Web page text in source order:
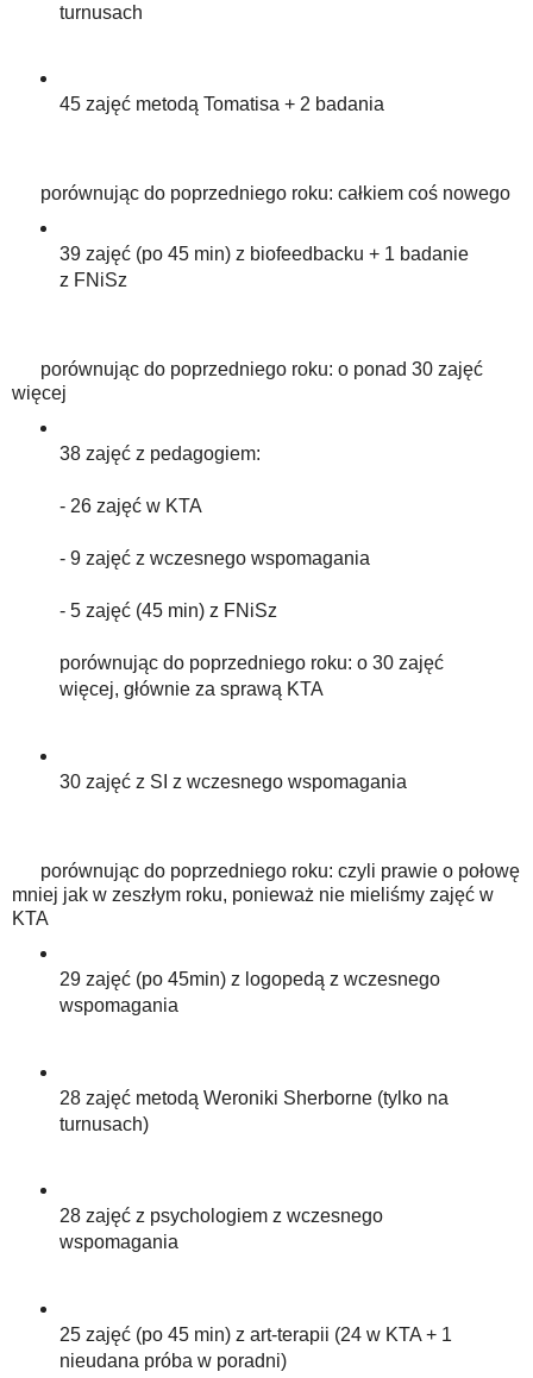
turnusach
45 zajęć metodą Tomatisa + 2 badania
porównując do poprzedniego roku: całkiem coś nowego
39 zajęć (po 45 min) z biofeedbacku + 1 badanie
z FNiSz
porównując do poprzedniego roku: o ponad 30 zajęć
więcej
38 zajęć z pedagogiem:
- 26 zajęć w KTA
- 9 zajęć z wczesnego wspomagania
- 5 zajęć (45 min) z FNiSz
porównując do poprzedniego roku: o 30 zajęć
więcej, głównie za sprawą KTA
30 zajęć z SI z wczesnego wspomagania
porównując do poprzedniego roku: czyli prawie o połowę
mniej jak w zeszłym roku, ponieważ nie mieliśmy zajęć w
KTA
29 zajęć (po 45min) z logopedą z wczesnego
wspomagania
28 zajęć metodą Weroniki Sherborne (tylko na
turnusach)
28 zajęć z psychologiem z wczesnego
wspomagania
25 zajęć (po 45 min) z art-terapii (24 w KTA + 1
nieudana próba w poradni)